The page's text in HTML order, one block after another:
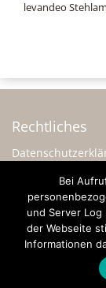
levandeo
Rechtliches
Impressum
Sonstiges
Werbung
Bei
und Server
der Webseite
Informationen